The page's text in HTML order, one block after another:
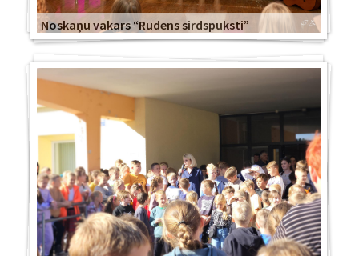
Noskaņu vakars “Rudens sirdspuksti”